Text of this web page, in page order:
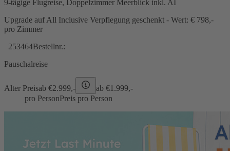
9-tägige Flugreise, Doppelzimmer Meerblick inkl. AI
Upgrade auf All Inclusive Verpflegung geschenkt - Wert: € 798,-
pro Zimmer
253464Bestellnr.:
Pauschalreise
Alter Preisab €2.999,- ab €1.999,-
pro PersonPreis pro Person